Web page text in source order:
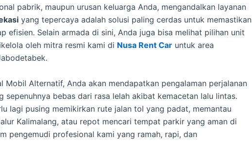
pabrik, maupun urusan keluarga Anda, mengandalkan layanan
yang tepercaya adalah solusi paling cerdas untuk memastikan
efisien. Selain armada di sini, Anda juga bisa melihat pilihan unit
oleh mitra resmi kami di Nusa Rent Car untuk area
Mobil Alternatif, Anda akan mendapatkan pengalaman perjalanan
sepenuhnya bebas dari rasa lelah akibat kemacetan lalu lintas.
lagi pusing memikirkan rute jalan tol yang padat, memantau
Kalimalang, atau repot mencari tempat parkir yang aman di
pengemudi profesional kami yang ramah, rapi, dan